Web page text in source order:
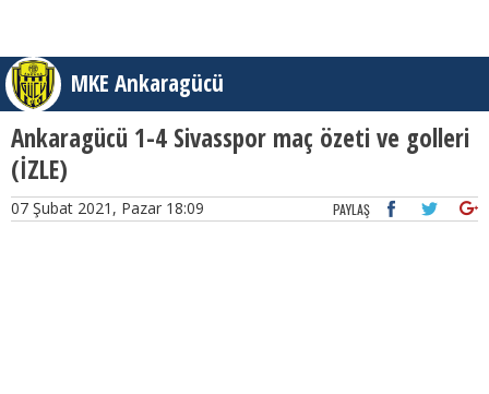
MKE Ankaragücü
Ankaragücü 1-4 Sivasspor maç özeti ve golleri
(İZLE)
07 Şubat 2021, Pazar 18:09 PAYLAŞ